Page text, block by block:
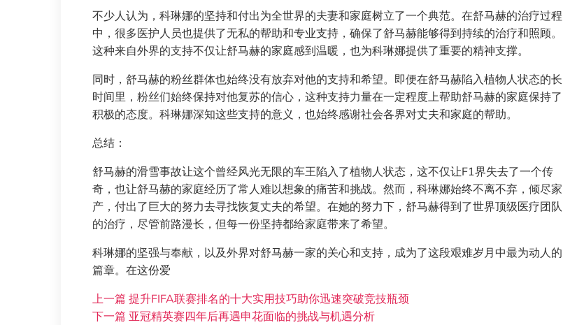
不少人认为，科琳娜的坚持和付出为全世界的夫妻和家庭树立了一个典范。在舒马赫的治疗过程
中，很多医护人员也提供了无私的帮助和专业支持，确保了舒马赫能够得到持续的治疗和照顾。
这种来自外界的支持不仅让舒马赫的家庭感到温暖，也为科琳娜提供了重要的精神支撑。
同时，舒马赫的粉丝群体也始终没有放弃对他的支持和希望。即便在舒马赫陷入植物人状态的长
时间里，粉丝们始终保持对他复苏的信心，这种支持力量在一定程度上帮助舒马赫的家庭保持了
积极的态度。科琳娜深知这些支持的意义，也始终感谢社会各界对丈夫和家庭的帮助。
总结：
舒马赫的滑雪事故让这个曾经风光无限的车王陷入了植物人状态，这不仅让F1界失去了一个传
奇，也让舒马赫的家庭经历了常人难以想象的痛苦和挑战。然而，科琳娜始终不离不弃，倾尽家
产，付出了巨大的努力去寻找恢复丈夫的希望。在她的努力下，舒马赫得到了世界顶级医疗团队
的治疗，尽管前路漫长，但每一份坚持都给家庭带来了希望。
科琳娜的坚强与奉献，以及外界对舒马赫一家的关心和支持，成为了这段艰难岁月中最为动人的
篇章。在这份爱
上一篇 提升FIFA联赛排名的十大实用技巧助你迅速突破竞技瓶颈
下一篇 亚冠精英赛四年后再遇申花面临的挑战与机遇分析